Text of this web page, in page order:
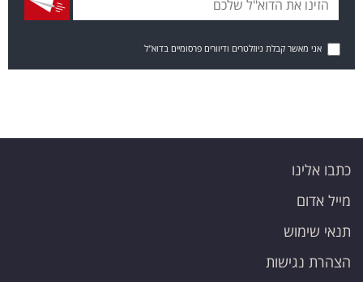
אני מאשר קבלת ניוזלטרים ודיוורים פרסומיים בדוא"ל
כתבו אלינו
מייל אדום
תנאי שימוש
הצהרת נגישות